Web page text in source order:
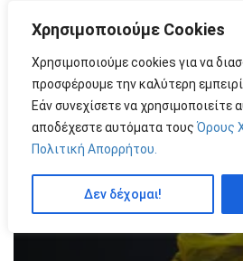
Χρησιμοποιούμε Cookies
Χρησιμοποιούμε cookies για να
προσφέρουμε την καλύτερη
Εάν συνεχίσετε να χρησιμοποιείτε
αποδέχεστε αυτόματα τους Όρους
Πολιτική Απορρήτου.
Δεν δέχομαι!